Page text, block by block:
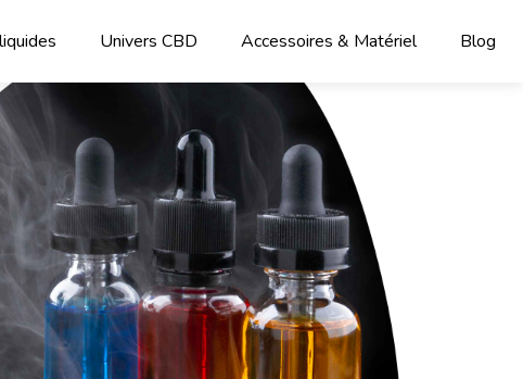
Univers CBD Accessoires & Matériel Blog